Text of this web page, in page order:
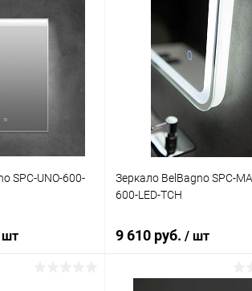
В корзину
Купить в 1 клик
В избранное
SPC-UNO-600-
Зеркало BelBagno SPC-
600-LED-TCH
9 610 руб. / шт